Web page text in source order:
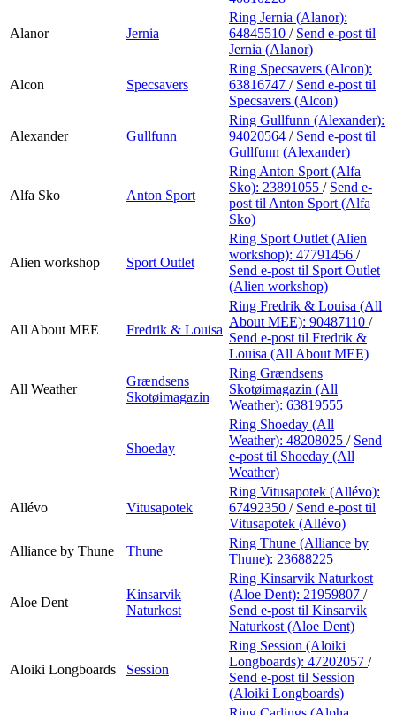
Alanor Jernia
Ring Jernia (Alanor):
64845510 / Send e-post til
Jernia (Alanor)
Alcon Specsavers
Ring Specsavers (Alcon):
63816747 / Send e-post til
Specsavers (Alcon)
Alexander Gullfunn
Ring Gullfunn (Alexander):
94020564 / Send e-post til
Gullfunn (Alexander)
Alfa Sko Anton Sport
Ring Anton Sport (Alfa
Sko): 23891055 / Send e-
post til Anton Sport (Alfa
Sko)
Alien workshop Sport Outlet
Ring Sport Outlet (Alien
workshop): 47791456 /
Send e-post til Sport Outlet
(Alien workshop)
All About MEE Fredrik & Louisa
Ring Fredrik & Louisa (All
About MEE): 90487110 /
Send e-post til Fredrik &
Louisa (All About MEE)
All Weather
Grændsens
Skotøimagazin
Ring Grændsens
Skotøimagazin (All
Weather): 63819555
Shoeday
Ring Shoeday (All
Weather): 48208025 / Send
e-post til Shoeday (All
Weather)
Allévo Vitusapotek
Ring Vitusapotek (Allévo):
67492350 / Send e-post til
Vitusapotek (Allévo)
Alliance by Thune
Thune
Ring Thune (Alliance by
Thune): 23688225
Aloe Dent
Kinsarvik
Naturkost
Ring Kinsarvik Naturkost
(Aloe Dent): 21959807 /
Send e-post til Kinsarvik
Naturkost (Aloe Dent)
Aloiki Longboards Session
Ring Session (Aloiki
Longboards): 47202057 /
Send e-post til Session
(Aloiki Longboards)